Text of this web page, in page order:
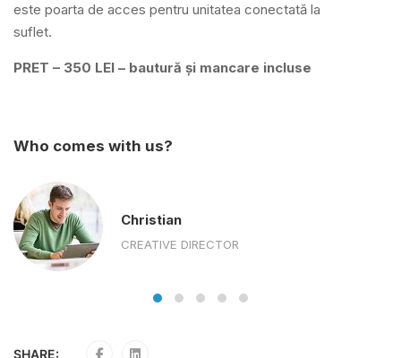
este poarta de acces pentru unitatea conectată la
suflet.
PRET – 350 LEI – bautură și mancare incluse
Who comes with us?
Christian
CREATIVE DIRECTOR
SHARE: